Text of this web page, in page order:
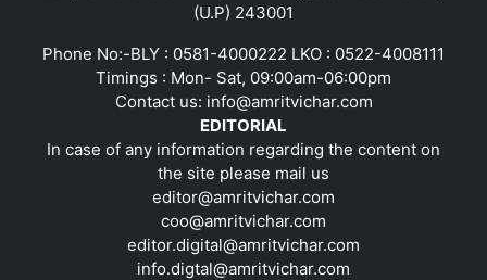
(U.P) 243001
Phone No:-BLY : 0581-4000222 LKO : 0522-4008111
Timings : Mon- Sat, 09:00am-06:00pm
Contact us: info@amritvichar.com
EDITORIAL
In case of any information regarding the content on
the site please mail us
editor@amritvichar.com
coo@amritvichar.com
editor.digital@amritvichar.com
info.digtal@amritvichar.com